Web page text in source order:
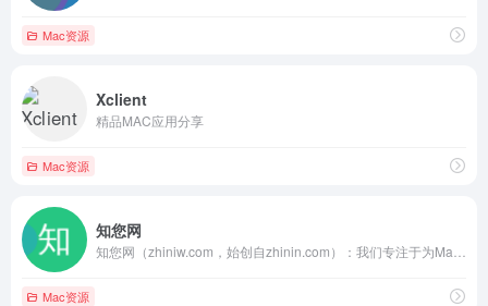
Mac资源
Xclient
精品MAC应用分享
Mac资源
知您网
Mac资源